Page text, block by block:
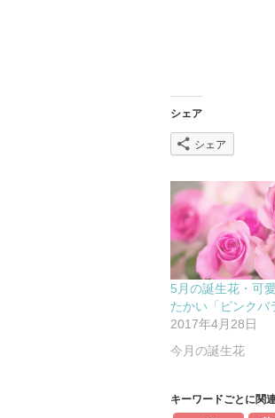
シェア
シェア
5月の誕生花・可
たかい「ピンクバ
2017年4月28日
今月の誕生花
キーワードごとに関